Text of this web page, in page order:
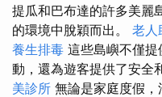
提瓜和巴布達的許多美麗
的環境中脫穎而出。 老人
養生排毒 這些島嶼不僅
動，還為遊客提供了安全
美診所 無論是家庭度假